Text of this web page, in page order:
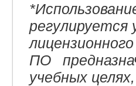
регулируется
ПО
учебных